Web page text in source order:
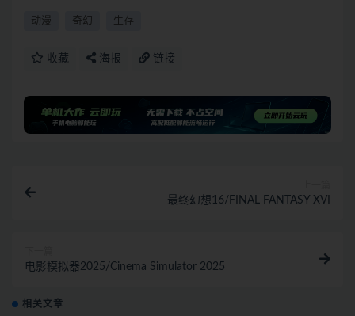
动漫 奇幻 生存
收藏 海报 链接
最终幻想16/FINAL FANTASY XVI
电影模拟器2025/Cinema Simulator 2025
相关文章